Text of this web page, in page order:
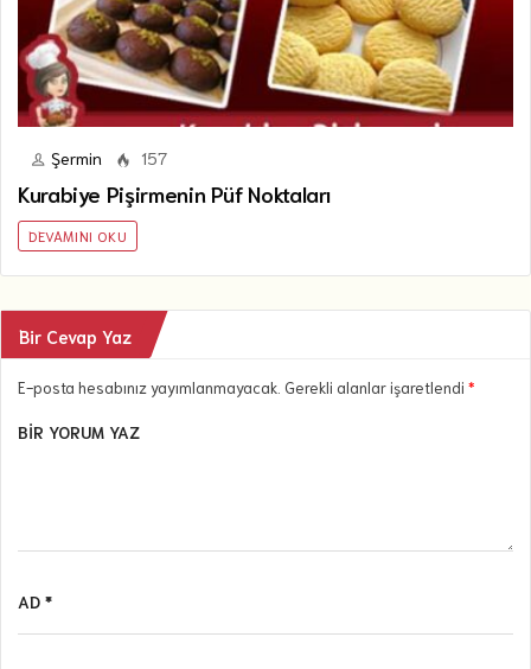
Şermin 157
Kurabiye Pişirmenin Püf Noktaları
DEVAMINI OKU
Bir Cevap Yaz
E-posta hesabınız yayımlanmayacak. Gerekli alanlar işaretlendi *
BIR YORUM YAZ
AD *